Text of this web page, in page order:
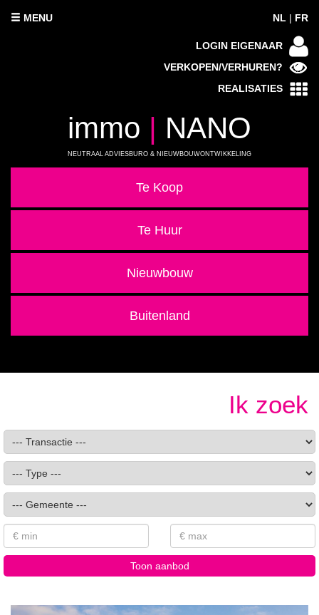
MENU NL | FR
LOGIN EIGENAAR
VERKOPEN/VERHUREN?
REALISATIES
immo | NANO
NEUTRAAL ADVIESBURO & NIEUWBOUWONTWIKKELING
Te Koop
Te Huur
Nieuwbouw
Buitenland
Ik zoek